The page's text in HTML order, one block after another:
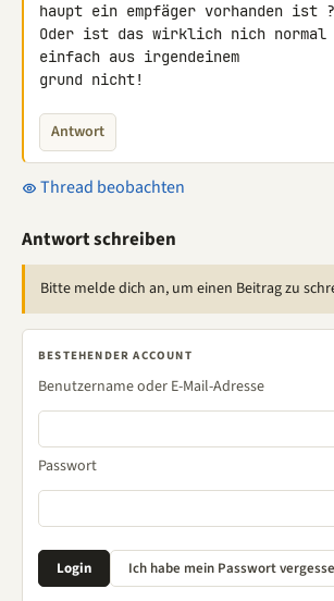
haupt ein empfäger vorhanden ist ?
Oder ist das wirklich nich normal
einfach aus irgendeinem
grund nicht!
Antwort
Thread beobachten
Antwort schreiben
Bitte melde dich an, um einen Beitrag zu
BESTEHENDER ACCOUNT
Benutzername oder E-Mail-Adresse
Passwort